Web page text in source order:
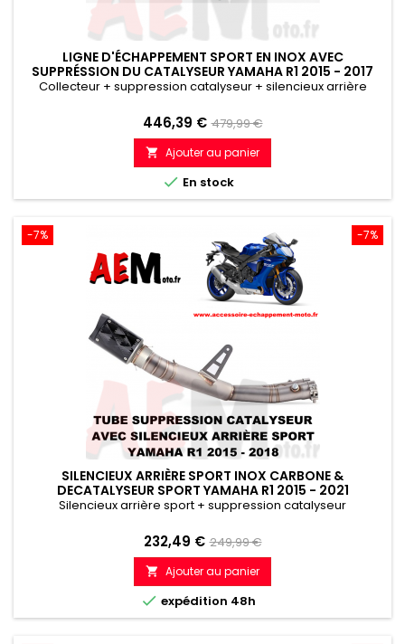
LIGNE D'ÉCHAPPEMENT SPORT EN INOX AVEC
SUPPRÉSSION DU CATALYSEUR YAMAHA R1 2015 - 2017
Collecteur + suppression catalyseur + silencieux arrière
Prix
446,39 € Prix
de
référence
479,99 €
 Ajouter au panier
 En stock
-7%
-7%
SILENCIEUX ARRIÈRE SPORT INOX CARBONE &
DECATALYSEUR SPORT YAMAHA R1 2015 - 2021
Silencieux arrière sport + suppression catalyseur
Prix
232,49 € Prix
de
référence
249,99 €
 Ajouter au panier
 expédition 48h